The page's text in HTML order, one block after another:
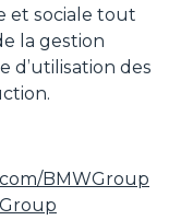
et sociale tout
la gestion
d’utilisation des
BMWGroup